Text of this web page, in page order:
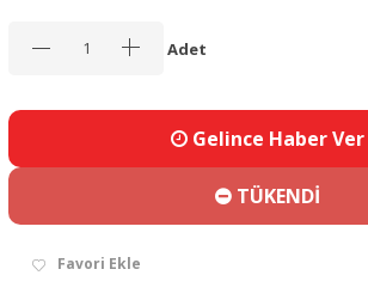
Adet
Gelince Haber Ver
TÜKENDİ
Favori Ekle